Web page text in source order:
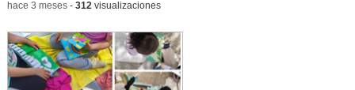
-hace 3 meses- 312 visualizaciones